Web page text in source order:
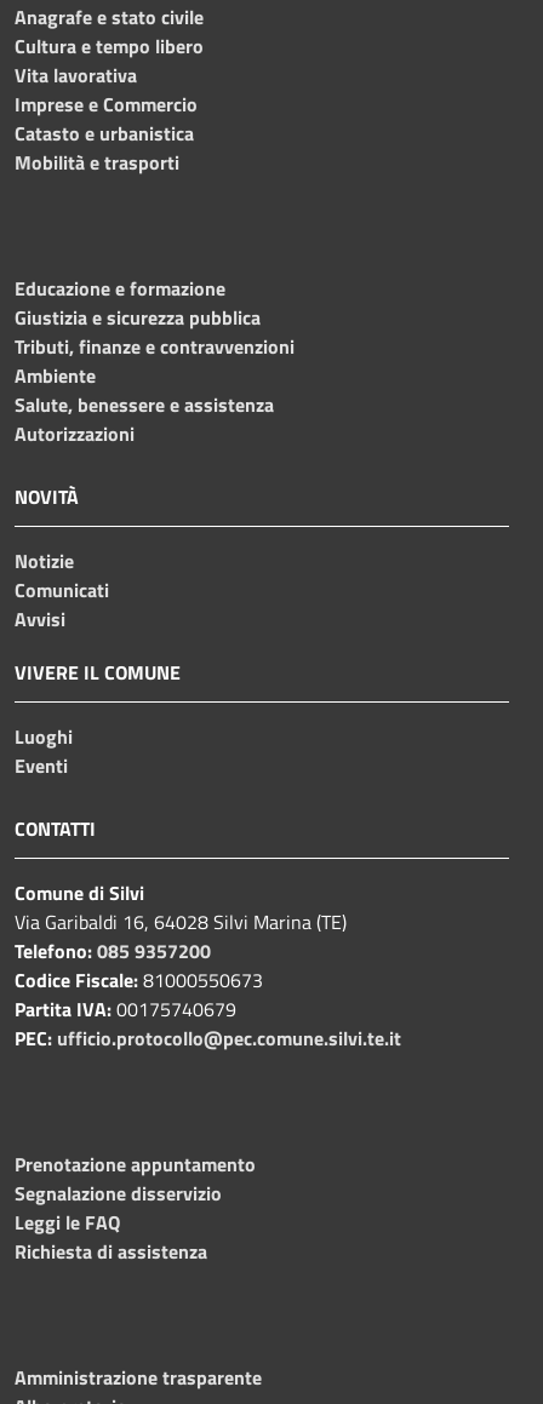
Anagrafe e stato civile
Cultura e tempo libero
Vita lavorativa
Imprese e Commercio
Catasto e urbanistica
Mobilità e trasporti
Educazione e formazione
Giustizia e sicurezza pubblica
Tributi, finanze e contravvenzioni
Ambiente
Salute, benessere e assistenza
Autorizzazioni
NOVITÀ
Notizie
Comunicati
Avvisi
VIVERE IL COMUNE
Luoghi
Eventi
CONTATTI
Comune di Silvi
Via Garibaldi 16, 64028 Silvi Marina (TE)
Telefono:085 9357200
Codice Fiscale:81000550673
Partita IVA:00175740679
PEC: ufficio.protocollo@pec.comune.silvi.te.it
Prenotazione appuntamento
Segnalazione disservizio
Leggi le FAQ
Richiesta di assistenza
Amministrazione trasparente